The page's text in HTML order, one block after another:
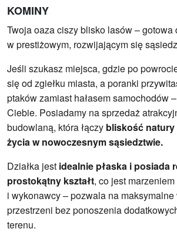
KOMINY
Twoja oaza ciszy blisko lasów – gotowa
w prestiżowym, rozwijającym się
Jeśli szukasz miejsca, gdzie po
się od zgiełku miasta, a poranki
ptaków zamiast hałasem samochodów
Ciebie. Posiadamy na sprzedaż
budowlaną, która łączy bliskość
życia w nowoczesnym sąsiedztwie.
Działka jest idealnie płaska i posiada
prostokątny kształt, co jest
i wykonawcy – pozwala na
przestrzeni bez ponoszenia
terenu.